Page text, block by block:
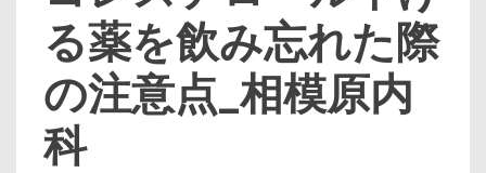
る薬を飲み忘れた際
の注意点_相模原内
科